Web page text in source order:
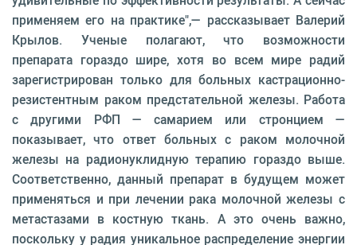
применяем его на практике",— рассказывает Валерий
Крылов. Ученые полагают, что возможности
препарата гораздо шире, хотя во всем мире радий
зарегистрирован только для больных кастрационно-
резистентным раком предстательной железы. Работа
с другими РФП — самарием или стронцием —
показывает, что ответ больных с раком молочной
железы на радионуклидную терапию гораздо выше.
Соответственно, данный препарат в будущем может
применяться и при лечении рака молочной железы с
метастазами в костную ткань. А это очень важно,
поскольку у радия уникальное распределение энергии